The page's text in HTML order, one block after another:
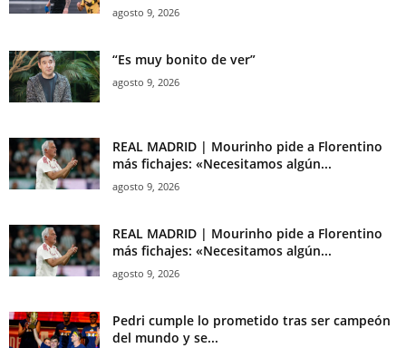
agosto 9, 2026
“Es muy bonito de ver”
agosto 9, 2026
REAL MADRID | Mourinho pide a Florentino
más fichajes: «Necesitamos algún...
agosto 9, 2026
REAL MADRID | Mourinho pide a Florentino
más fichajes: «Necesitamos algún...
agosto 9, 2026
Pedri cumple lo prometido tras ser campeón
del mundo y se...